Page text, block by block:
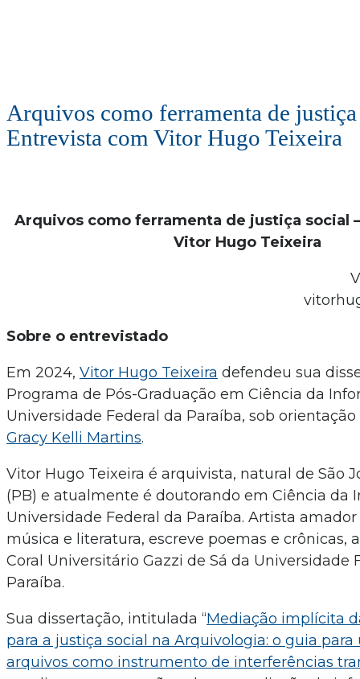
Arquivos como ferramenta de
Entrevista com Vitor Hugo Teixeira
Arquivos como ferramenta de justiça social
Vitor Hugo Teixeira
Sobre o entrevistado
Em 2024, Vitor Hugo Teixeira defendeu sua
Programa de Pós-Graduação em Ciência da
Universidade Federal da Paraíba, sob orientação
Gracy Kelli Martins.
Vitor Hugo Teixeira é arquivista, natural de São
(PB) e atualmente é doutorando em Ciência da
Universidade Federal da Paraíba. Artista
música e literatura, escreve poemas e crônicas,
Coral Universitário Gazzi de Sá da Universidade
Paraíba.
Sua dissertação, intitulada “Mediação implícita
para a justiça social na Arquivologia: o guia para
arquivos como instrumento de interferências